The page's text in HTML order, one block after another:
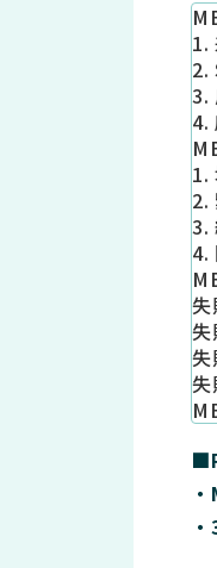
1.
2.
3.
4.
1.
2.
3.
4.
失
失
失
失